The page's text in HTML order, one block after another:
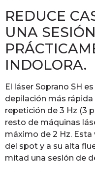
REDUCE
UNA
INDOLORA.
El láser Soprano SH
depilación más
repetición de 3 Hz (3
resto de máquinas
máximo de 2 Hz.
del spot y a su alta
mitad una sesión de